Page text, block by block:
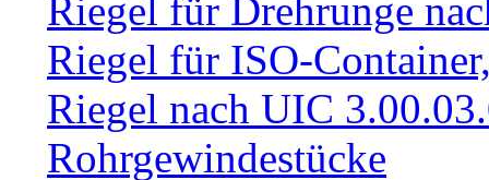
Riegel für Drehrunge
Riegel für ISO-
Riegel nach UIC
Rohrgewindestücke